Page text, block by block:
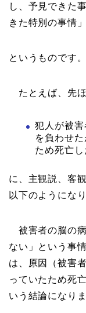
し、予見できた
きた特別の事情
というものです。
たとえば、先
犯人が被
を負わせ
ため死亡し
に、主観説、客
以下のようになり
被害者の脳の病
ない」という事
は、原因（被害
っていたため死
いう結論になり